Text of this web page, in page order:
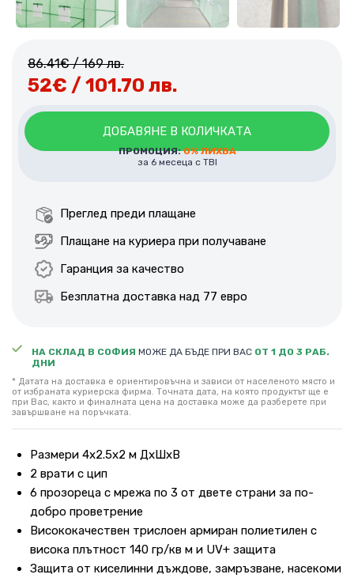
НА СКЛАД В СОФИЯ МОЖЕ ДА БЪДЕ ПРИ ВАС ОТ 1 ДО 3 РАБ.
ДНИ
* Датата на доставка е ориентировъчна и зависи от населеното място и
от избраната куриерска фирма. Точната дата, на която продуктът ще е
при Вас, както и финалната цена на доставка може да разберете при
завършване на поръчката.
Размери 4х2.5х2 м ДхШхВ
2 врати с цип
6 прозореца с мрежа по 3 от двете страни за по-
добро проветрение
Висококачествен трислоен армиран полиетилен с
висока плътност 140 гр/кв м и UV+ защита
Защита от киселинни дъждове, замръзване, насекоми
86.41€/ 169 лв.
52€ / 101.70 лв.
ДОБАВЯНЕ В КОЛИЧКАТА
ПРОМОЦИЯ:0% ЛИХВА
за 6 месеца с TBI
Преглед преди плащане
Плащане на куриера при получаване
Гаранция за качество
Безплатна доставка над 77 евро